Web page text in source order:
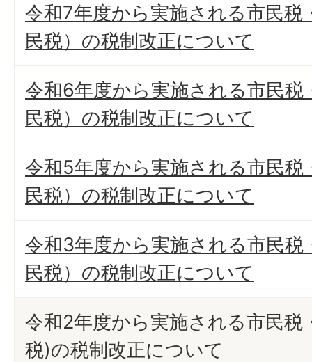
令和7年度から実施される市民税
民税）の税制改正について
令和6年度から実施される市民税
民税）の税制改正について
令和5年度から実施される市民税
民税）の税制改正について
令和3年度から実施される市民税
民税）の税制改正について
令和2年度から実施される市民税
税)の税制改正について